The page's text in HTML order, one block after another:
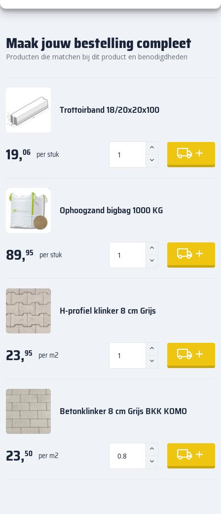
Maak jouw bestelling compleet
Producten die matchen bij dit product en benodigdheden
Trottoirband 18/20x20x100
19,06 per stuk
Ophoogzand bigbag 1000 KG
89,95 per stuk
H-profiel klinker 8 cm Grijs
23,95 per m2
Betonklinker 8 cm Grijs BKK KOMO
23,50 per m2